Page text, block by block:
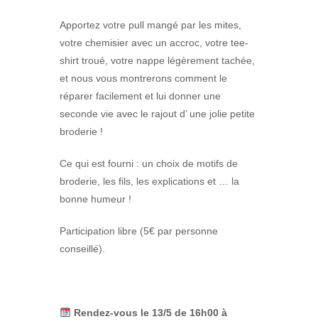
Apportez votre pull mangé par les mites,
votre chemisier avec un accroc, votre tee-
shirt troué, votre nappe légèrement tachée,
et nous vous montrerons comment le
réparer facilement et lui donner une
seconde vie avec le rajout d’ une jolie petite
broderie !
Ce qui est fourni : un choix de motifs de
broderie, les fils, les explications et … la
bonne humeur !
Participation libre (5€ par personne
conseillé).
Rendez-vous le 13/5 de 16h00 à